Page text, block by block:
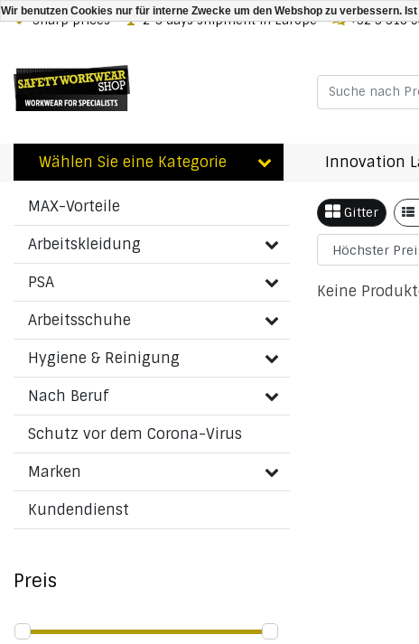
Sharp prices 2-3 days shipment in Europe +32 3 318
Wählen Sie eine Kategorie Innovation
Zurück zu Schlagworte|Schlagworte 181019779900L
Kategorien
MAX-Vorteile
Arbeitskleidung
PSA
Arbeitsschuhe
Hygiene & Reinigung
Nach Beruf
Schutz vor dem Corona-Virus
Marken
Kundendienst
Preis
Artikel
Gitter
Keine
Wir benutzen Cookies nur für interne Zwecke um den Webshop zu verbessern.